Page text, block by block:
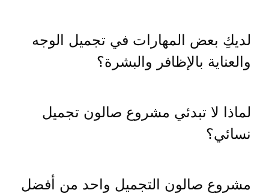
لديكِ بعض المهارات في تجميل الوجه
والعناية بالإظافر والبشرة؟
لماذا لا تبدئي مشروع صالون تجميل
نسائي؟
مشروع صالون التجميل واحد من أفضل